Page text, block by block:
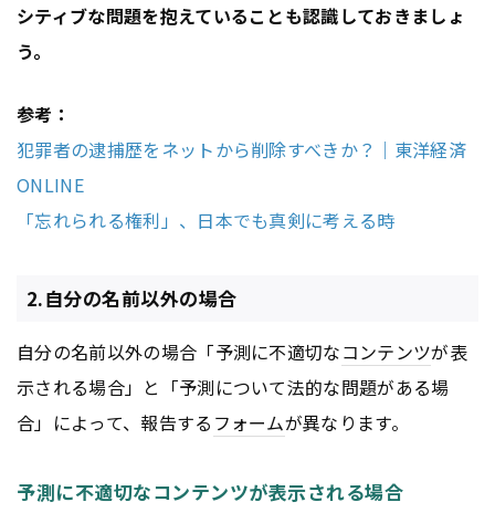
シティブな問題を抱えていることも認識しておきましょ
う。
参考：
犯罪者の逮捕歴をネットから削除すべきか？｜東洋経済
ONLINE
「忘れられる権利」、日本でも真剣に考える時
2.自分の名前以外の場合
自分の名前以外の場合「予測に不適切なコンテンツが表
示される場合」と「予測について法的な問題がある場
合」によって、報告する フォームが異なります。
予測に不適切なコンテンツが表示される場合